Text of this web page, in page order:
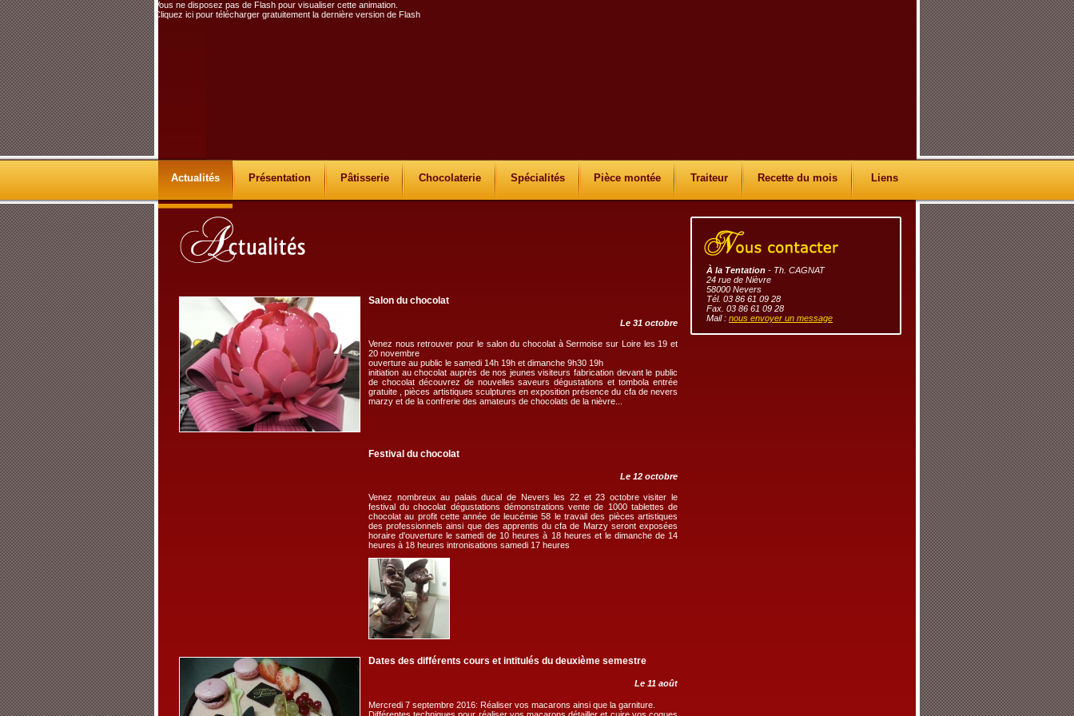
Salon du chocolat
Le 31 octobre
Venez nous retrouver pour le salon du chocolat à Sermoise sur Loire les 19 et
20 novembre
ouverture au public le samedi 14h 19h et dimanche 9h30 19h
initiation au chocolat auprès de nos jeunes visiteurs fabrication devant le public
de chocolat découvrez de nouvelles saveurs dégustations et tombola entrée
gratuite , pièces artistiques sculptures en exposition présence du cfa de nevers
marzy et de la confrerie des amateurs de chocolats de la nièvre...
Festival du chocolat
Le 12 octobre
Venez nombreux au palais ducal de Nevers les 22 et 23 octobre visiter le
festival du chocolat dégustations démonstrations vente de 1000 tablettes de
chocolat au profit cette année de leucémie 58 le travail des pièces artistiques
des professionnels ainsi que des apprentis du cfa de Marzy seront exposées
horaire d'ouverture le samedi de 10 heures à 18 heures et le dimanche de 14
heures à 18 heures intronisations samedi 17 heures
Dates des différents cours et intitulés du deuxième semestre
Le 11 août
Mercredi 7 septembre 2016: Réaliser vos macarons ainsi que la garniture.
Différentes techniques pour réaliser vos macarons,détailler et cuire vos coques
À la Tentation - Th. CAGNAT
24 rue de Nièvre
58000 Nevers
Tél. 03 86 61 09 28
Fax. 03 86 61 09 28
Mail : nous envoyer un message
Vous ne disposez pas de Flash pour visualiser cette animation.
Cliquez ici pour télécharger gratuitement la dernière version de Flash
Actualités Présentation Pâtisserie Chocolaterie Spécialités Pièce montée Traiteur Recette du mois Liens